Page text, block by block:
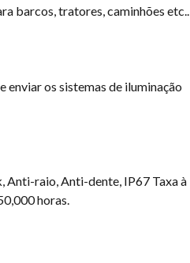
barcos, tratores, caminhões etc..
enviar os sistemas de iluminação
Anti-raio, Anti-dente, IP67 Taxa à
horas.